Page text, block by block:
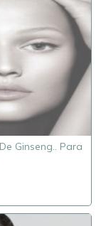
Ginseng.. Para